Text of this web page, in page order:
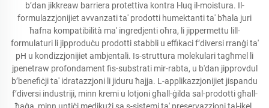
b’dan jikkreaw barriera protettiva kontra l-luq il-moistura. Il-
formulazzjonijiet avvanzati ta' prodotti humektanti ta' bħala juri
ħafna kompatibilità ma' ingredjenti oħra, li jippermettu lill-
formulaturi li jipproduċu prodotti stabbli u effikaci f’diversi rranġi ta'
pH u kondizzjonijiet ambjentali. Is-struttura molekulari tagħmel li
jpenetraw profondament fis-substrati mir-rabta, u b'dan jipprovdul
b’benefiċji ta' idratazzjoni li jiduru ħajja. L-applikazzjonijiet jispandu
f’diversi industriji, minn kremi u lotjoni għall-ġilda sal-prodotti għall-